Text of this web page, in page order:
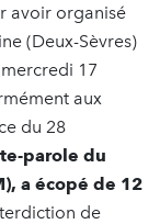
avoir organisé
(Deux-Sèvres)
17
aux
du 28
parole du
a écopé de 12
de